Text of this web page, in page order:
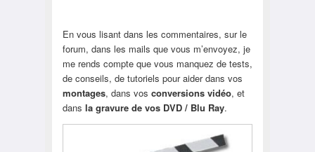
En vous lisant dans les commentaires, sur le
forum, dans les mails que vous m’envoyez, je
me rends compte que vous manquez de tests,
de conseils, de tutoriels pour aider dans vos
montages, dans vos conversions vidéo, et
dans la gravure de vos DVD / Blu Ray.